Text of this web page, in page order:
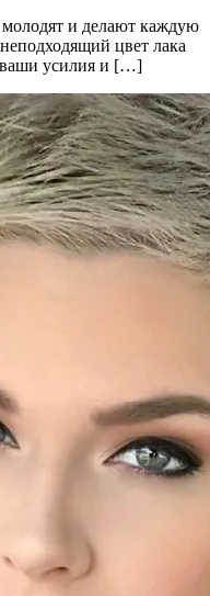
и делают каждую
цвет лака
ваши усилия и […]